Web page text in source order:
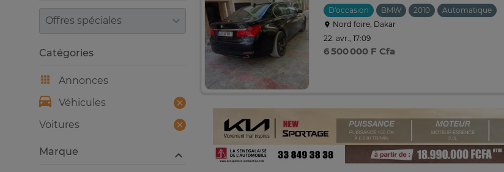
D'occasion BMW 2010
Automatique
Nord foire, Dakar
22. avr., 17:09
6 500 000 F Cfa
Trier par
Catégories
Annonces
Véhicules
Voitures
Marque